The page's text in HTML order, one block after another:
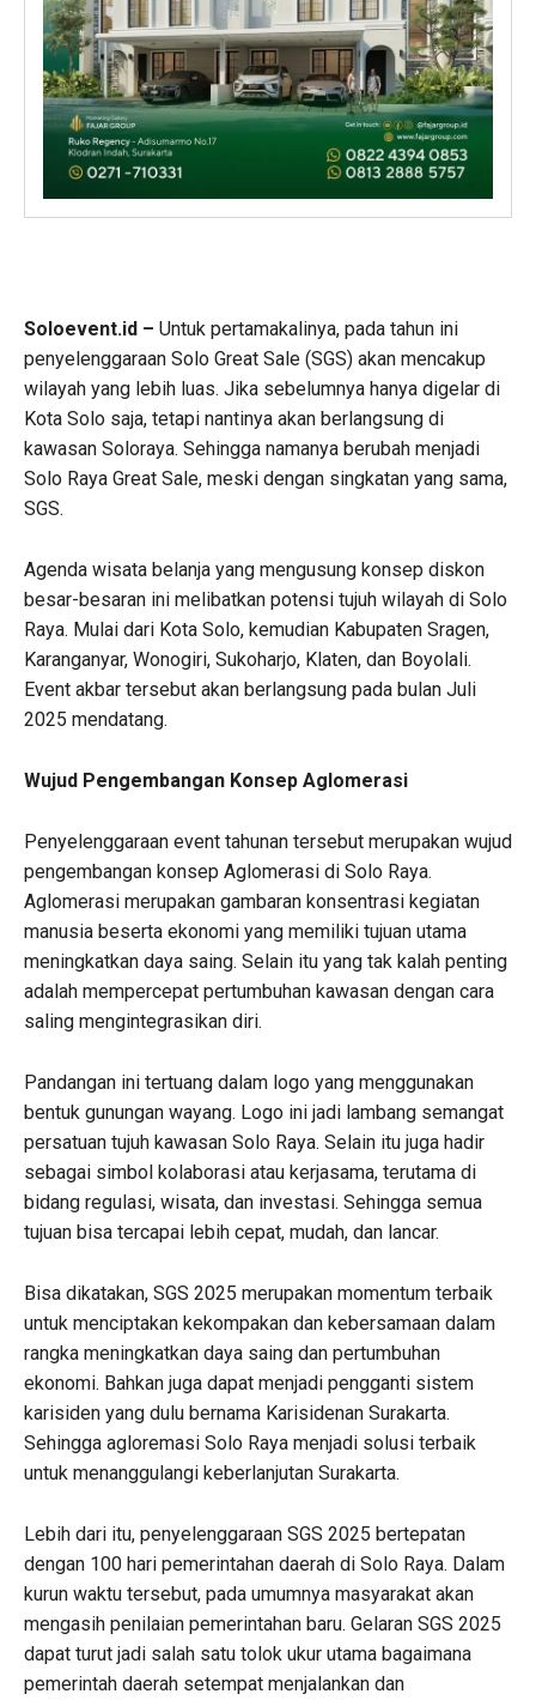
Soloevent.id – Untuk pertamakalinya, pada tahun ini
penyelenggaraan Solo Great Sale (SGS) akan mencakup
wilayah yang lebih luas. Jika sebelumnya hanya digelar di
Kota Solo saja, tetapi nantinya akan berlangsung di
kawasan Soloraya. Sehingga namanya berubah menjadi
Solo Raya Great Sale, meski dengan singkatan yang sama,
SGS.
Agenda wisata belanja yang mengusung konsep diskon
besar-besaran ini melibatkan potensi tujuh wilayah di Solo
Raya. Mulai dari Kota Solo, kemudian Kabupaten Sragen,
Karanganyar, Wonogiri, Sukoharjo, Klaten, dan Boyolali.
Event akbar tersebut akan berlangsung pada bulan Juli
2025 mendatang.
Wujud Pengembangan Konsep Aglomerasi
Penyelenggaraan event tahunan tersebut merupakan wujud
pengembangan konsep Aglomerasi di Solo Raya.
Aglomerasi merupakan gambaran konsentrasi kegiatan
manusia beserta ekonomi yang memiliki tujuan utama
meningkatkan daya saing. Selain itu yang tak kalah penting
adalah mempercepat pertumbuhan kawasan dengan cara
saling mengintegrasikan diri.
Pandangan ini tertuang dalam logo yang menggunakan
bentuk gunungan wayang. Logo ini jadi lambang semangat
persatuan tujuh kawasan Solo Raya. Selain itu juga hadir
sebagai simbol kolaborasi atau kerjasama, terutama di
bidang regulasi, wisata, dan investasi. Sehingga semua
tujuan bisa tercapai lebih cepat, mudah, dan lancar.
Bisa dikatakan, SGS 2025 merupakan momentum terbaik
untuk menciptakan kekompakan dan kebersamaan dalam
rangka meningkatkan daya saing dan pertumbuhan
ekonomi. Bahkan juga dapat menjadi pengganti sistem
karisiden yang dulu bernama Karisidenan Surakarta.
Sehingga agloremasi Solo Raya menjadi solusi terbaik
untuk menanggulangi keberlanjutan Surakarta.
Lebih dari itu, penyelenggaraan SGS 2025 bertepatan
dengan 100 hari pemerintahan daerah di Solo Raya. Dalam
kurun waktu tersebut, pada umumnya masyarakat akan
mengasih penilaian pemerintahan baru. Gelaran SGS 2025
dapat turut jadi salah satu tolok ukur utama bagaimana
pemerintah daerah setempat menjalankan dan